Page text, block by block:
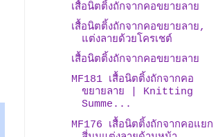
เสื้อนิตติ้งถักจากคอขยายลาย
เสื้อนิตติ้งถักจากคอขยายลาย,
แต่งลายด้วยโครเชต์
เสื้อนิตติ้งถักจากคอขยายลาย
MF181 เสื้อนิตติ้งถักจากคอ
ขยายลาย | Knitting
Summe...
MF176 เสื้อนิตติ้งถักจากคอแยก